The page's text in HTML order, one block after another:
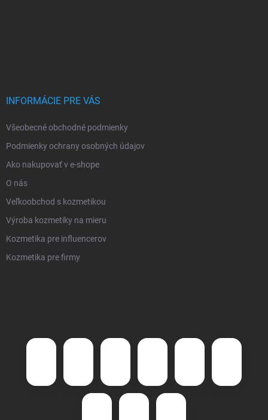
INFORMÁCIE PRE VÁS
Všeobecné obchodné podmienky
Podmienky ochrany osobných údajov
Ako nakupovať v e-shope
O nás
Veľkoobchod s kozmetikou
Výroba kozmetiky na mieru
Kozmetika pre influencerov
Kozmetika pre firmy